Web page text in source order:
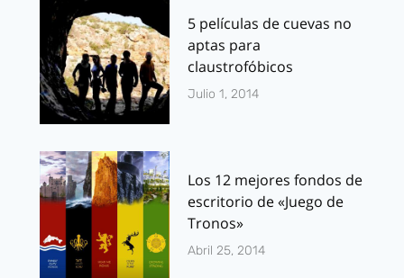
5 películas de cuevas no
aptas para
claustrofóbicos
Julio 1, 2014
Los 12 mejores fondos de
escritorio de «Juego de
Tronos»
Abril 25, 2014